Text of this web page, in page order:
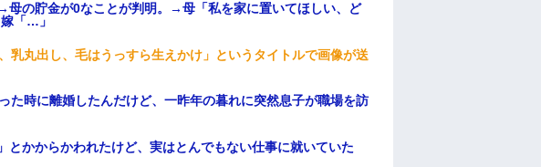
母の貯金が0なことが判明。→母「私を家に置いてほしい、ど
「…」
乳丸出し、毛はうっすら生えかけ」というタイトルで画像が送
た時に離婚したんだけど、一昨年の暮れに突然息子が職場を訪
とかからかわれたけど、実はとんでもない仕事に就いていた